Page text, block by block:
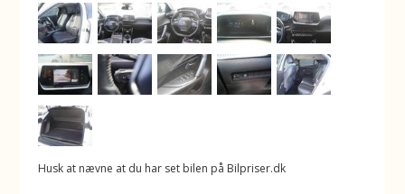
Husk at nævne at du har set bilen på Bilpriser.dk